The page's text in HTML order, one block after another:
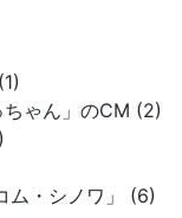
ちゃん」のCM (2)
ム・シノワ」 (6)